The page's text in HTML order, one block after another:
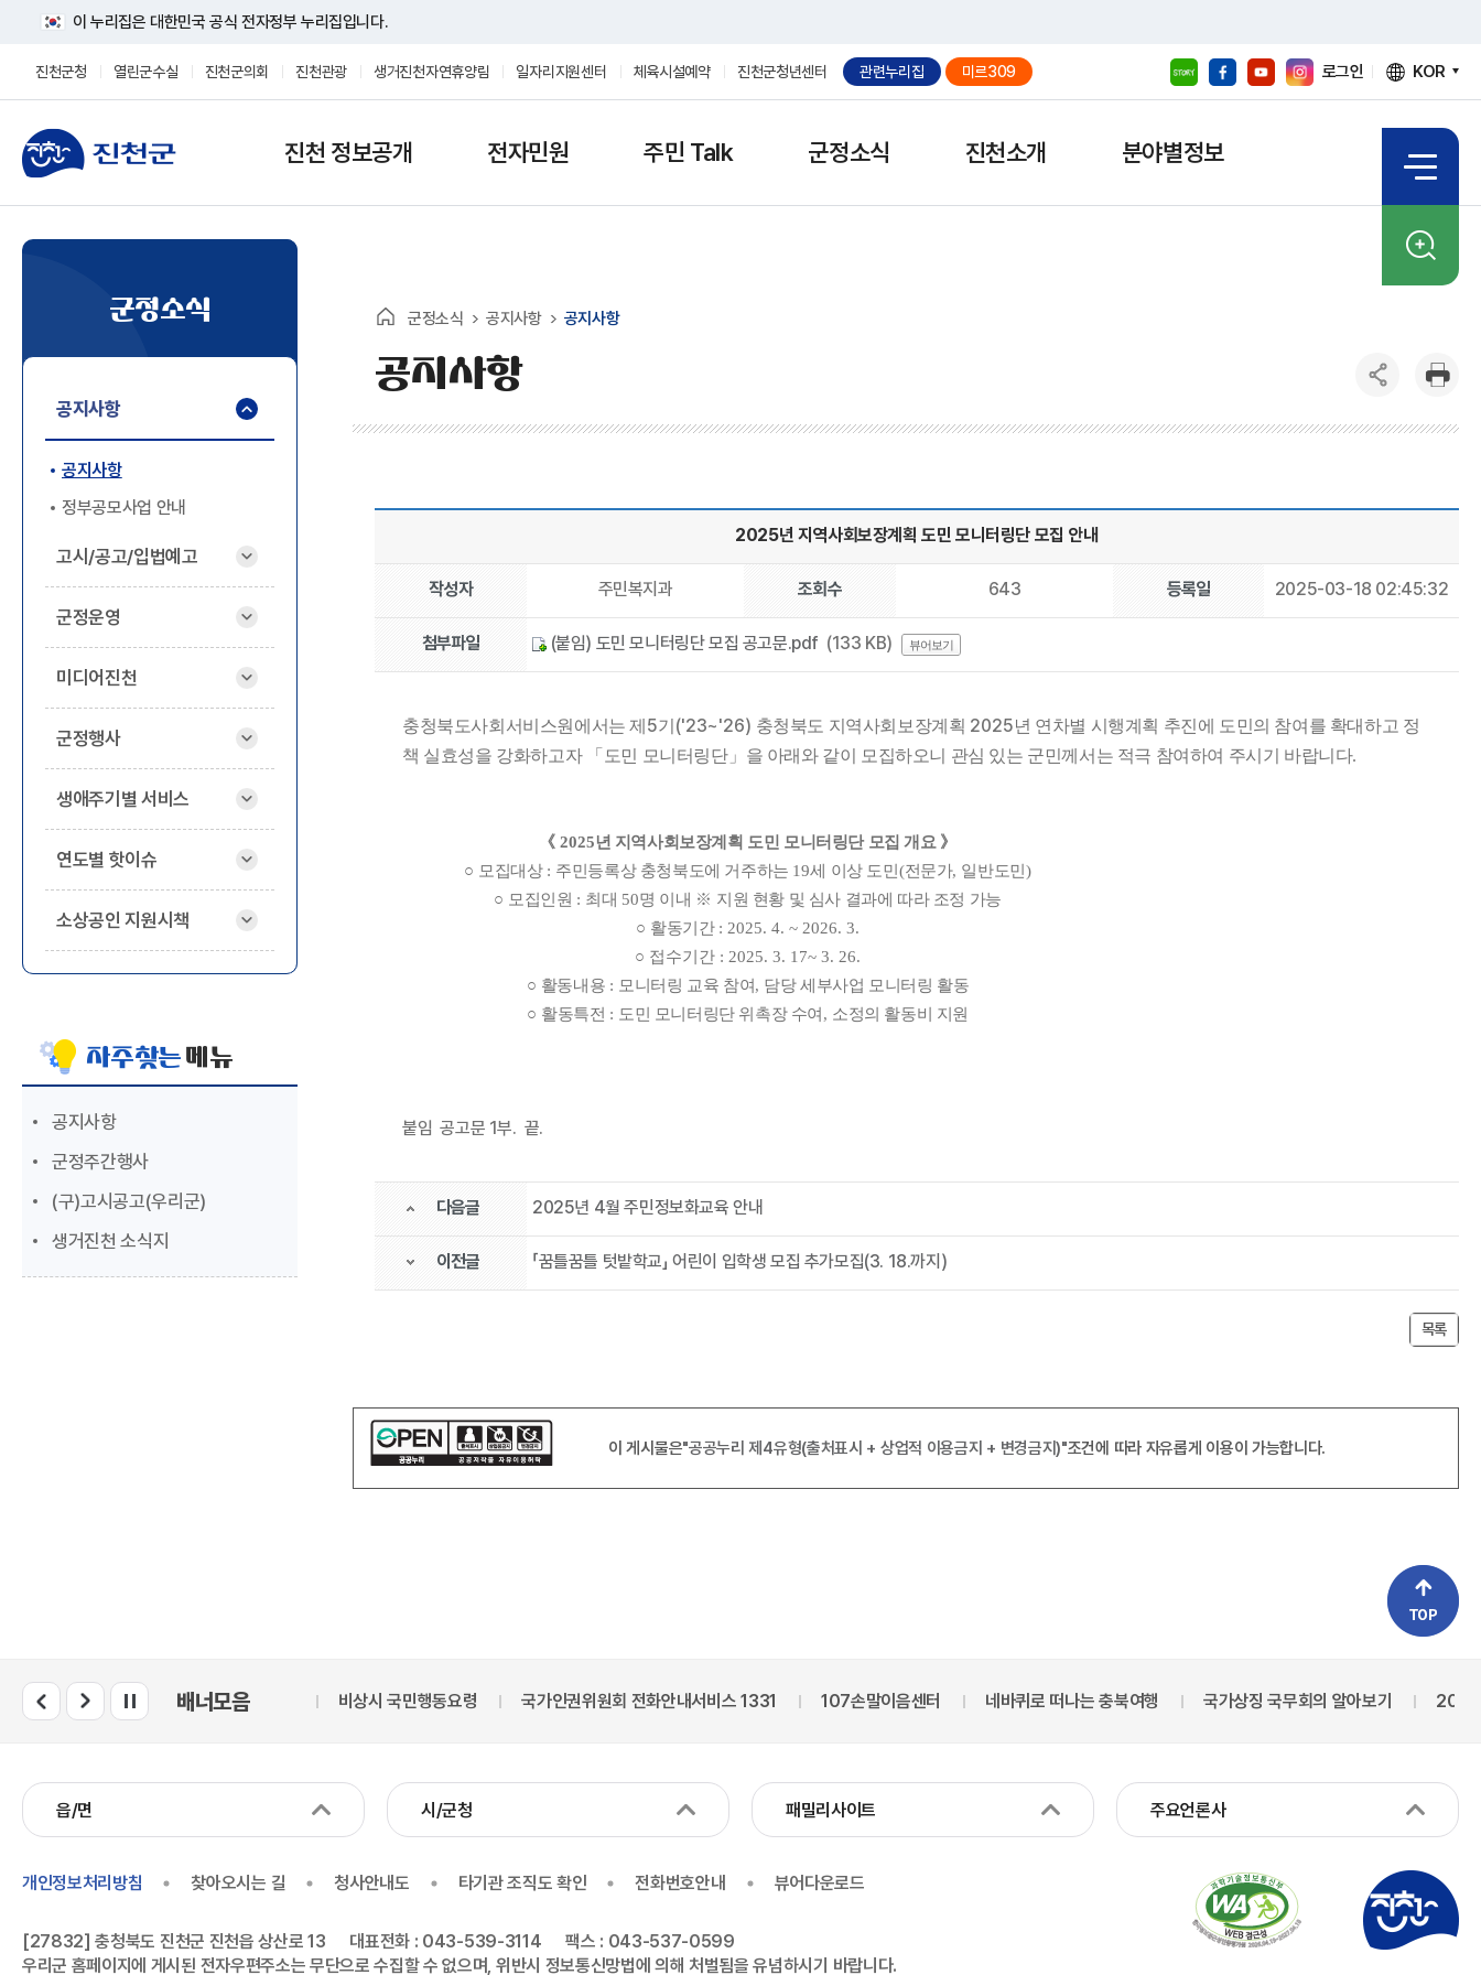
이 누리집은 대한민국 공식 전자정부 누리집입니다.
진천군청 열린군수실 진천군의회 진천관광 생거진천자연휴양림 일자리지원센터 체육시설예약 진천군청년센터 관련누리집 미르309 로그인 KOR
진천 정보공개 전자민원 주민 Talk 군정소식 진천소개 분야별정보
군정소식
공지사항
공지사항
정부공모사업 안내
고시/공고/입법예고
군정운영
미디어진천
군정행사
생애주기별 서비스
연도별 핫이슈
소상공인 지원시책
자주찾는 메뉴
공지사항
군정주간행사
(구)고시공고(우리군)
생거진천 소식지
군정소식 공지사항 공지사항
공지사항
2025년 지역사회보장계획 도민 모니터링단 모집 안내
작성자 주민복지과 조회수 643 등록일 2025-03-18 02:45:32
첨부파일 (붙임) 도민 모니터링단 모집 공고문.pdf (133 KB) 뷰어보기
충청북도사회서비스원에서는제 5기 ('23~'26) 충청북도 지역사회보장계획 2025년 연차별 시행계획 추진에 도민의 참여를 확대하고 정
책 실효성을 강화하고자
「 도민 모니터링단」 을 아래와 같이 모집하오니 관심 있는 군민께서는 적극 참여하여 주시기 바랍니다.
《 2025년 지역사회보장계획 도민 모니터링단 모집 개요 》
○ 모집대상 : 주민등록상 충청북도에 거주하는 19세 이상 도민 (전문가, 일반도민 )
○ 모집인원 : 최대 50명 이내 ※ 지원 현황 및 심사 결과에 따라 조정 가능
○ 활동기간 : 2025. 4. ~ 2026. 3.
○ 접수기간 : 2025. 3. 17~ 3. 26.
○ 활동내용 : 모니터링 교육 참여, 담당 세부사업 모니터링 활동
○ 활동특전 : 도민 모니터링단 위촉장 수여 , 소정의 활동비 지원
붙임 공고문 1부. 끝.
다음글 2025년 4월 주민정보화교육 안내
이전글 「꿈틀꿈틀 텃밭학교」 어린이 입학생 모집 추가모집(3. 18.까지)
목록
이 게시물은"공공누리 제4유형(출처표시 + 상업적 이용금지 + 변경금지)"조건에 따라 자유롭게 이용이 가능합니다.
배너모음
관보시스템 중소기업 옴부즈만 비상시 국민행동요령 국가인권위원회 전화안내서비스 1331 107손말이음센터 네바퀴로 떠나는 충북여행 국가상징 국무회의 알아보기 2027
읍/면 시/군청 패밀리사이트 주요언론사
개인정보처리방침 찾아오시는 길 청사안내도 타기관 조직도 확인 전화번호안내 뷰어다운로드
[27832] 충청북도 진천군 진천읍 상산로 13 대표전화 : 043-539-3114
팩스 : 043-537-0599
우리군 홈페이지에 게시된 전자우편주소는 무단으로 수집할 수 없으며, 위반시 정보통신망법에 의해 처벌됨을 유념하시기 바랍니다.